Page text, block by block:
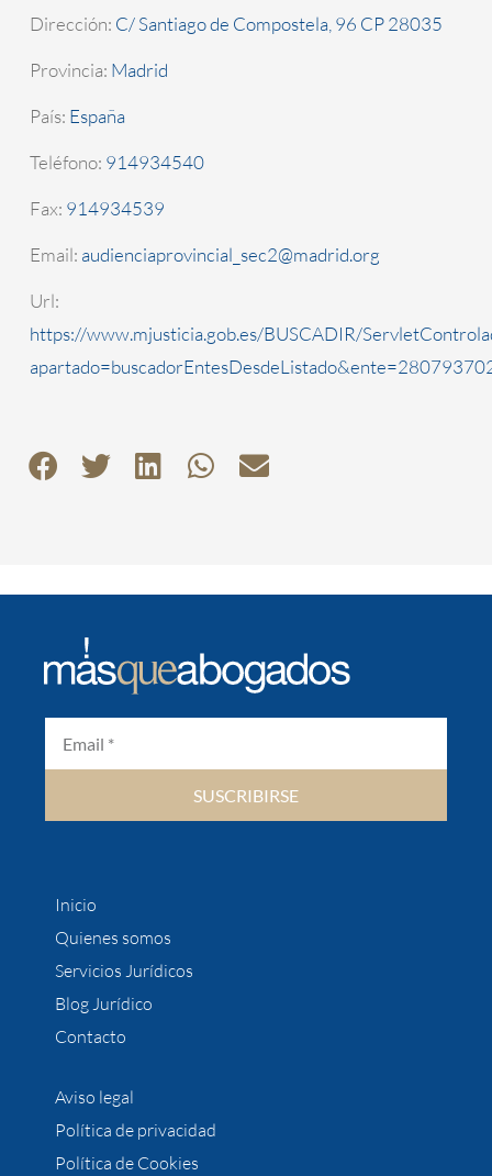
Dirección: C/ Santiago de Compostela, 96 CP 28035
Provincia: Madrid
País: España
Teléfono: 914934540
Fax: 914934539
Email: audienciaprovincial_sec2@madrid.org
Url:
https://www.mjusticia.gob.es/BUSCADIR/
SUSCRIBIRSE
Inicio
Quienes somos
Servicios Jurídicos
Blog Jurídico
Contacto
Aviso legal
Política de privacidad
Política de Cookies